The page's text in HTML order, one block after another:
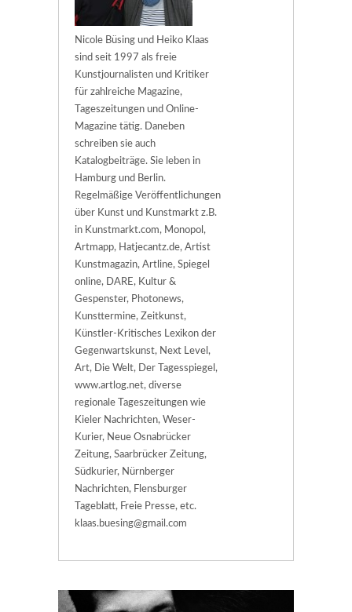
Nicole Büsing und Heiko Klaas
sind seit 1997 als freie
Kunstjournalisten und Kritiker
für zahlreiche Magazine,
Tageszeitungen und Online-
Magazine tätig. Daneben
schreiben sie auch
Katalogbeiträge. Sie leben in
Hamburg und Berlin.
Regelmäßige Veröffentlichungen
über Kunst und Kunstmarkt z.B.
in Kunstmarkt.com, Monopol,
Artmapp, Hatjecantz.de, Artist
Kunstmagazin, Artline, Spiegel
online, DARE, Kultur &
Gespenster, Photonews,
Kunsttermine, Zeitkunst,
Künstler-Kritisches Lexikon der
Gegenwartskunst, Next Level,
Art, Die Welt, Der Tagesspiegel,
www.artlog.net, diverse
regionale Tageszeitungen wie
Kieler Nachrichten, Weser-
Kurier, Neue Osnabrücker
Zeitung, Saarbrücker Zeitung,
Südkurier, Nürnberger
Nachrichten, Flensburger
Tageblatt, Freie Presse, etc.
klaas.buesing@gmail.com